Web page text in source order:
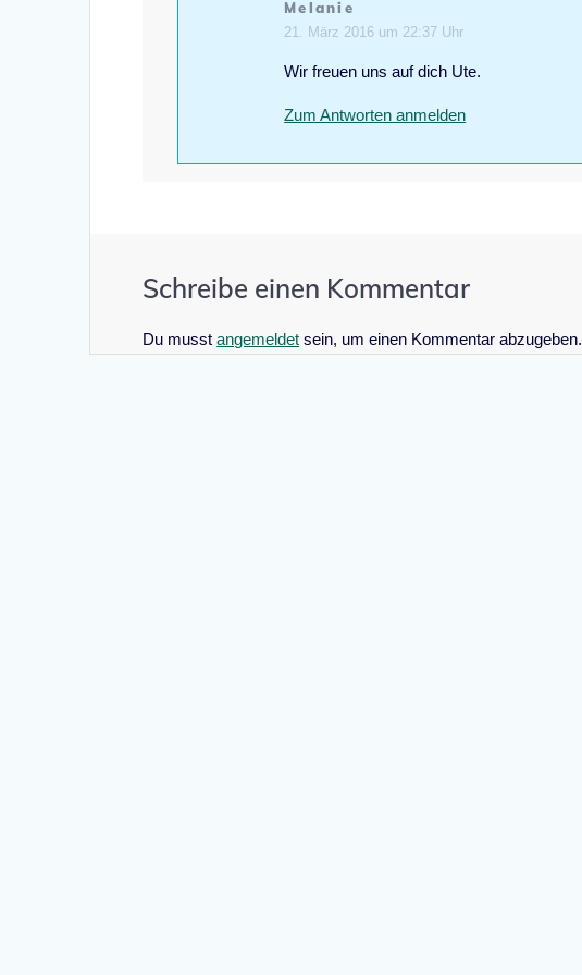
Melanie
21. März 2016 um 22:37 Uhr
Wir freuen uns auf dich Ute.
Zum Antworten anmelden
Schreibe einen Kommentar
Du musstangemeldet sein, um einen Kommentar abzugeben.